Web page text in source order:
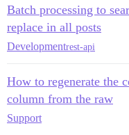
Batch processing to
replace in all posts
Developmentrest-api
How to regenerate the
column from the raw
Support